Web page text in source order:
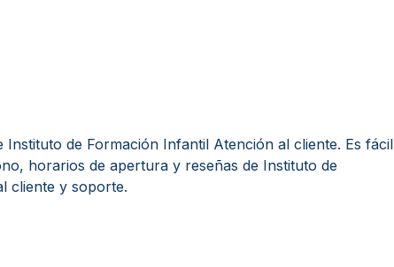
de Formación Infantil Atención al cliente. Es fácil
horarios de apertura y reseñas de Instituto de
cliente y soporte.